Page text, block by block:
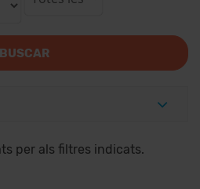
BUSCAR
per als filtres indicats.